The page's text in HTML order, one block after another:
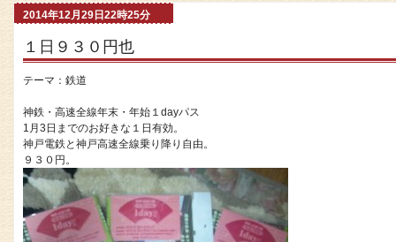
2014年12月29日22時25分
１日９３０円也
テーマ： 鉄道
神鉄・高速全線年末・年始１dayパス
1月3日までのお好きな１日有効。
神戸電鉄と神戸高速全線乗り降り自由。
９３０円。